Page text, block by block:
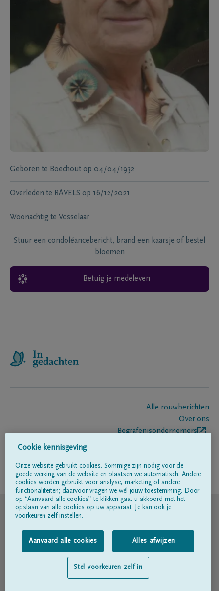
Geboren te Boechout op 04/04/1932
Overleden te RAVELS op 16/12/2021
Woonachtig te Vosselaar
Stuur een condoléancebericht, brand een kaarsje of bestel
bloemen
Betuig je medeleven
Alle rouwberichten
Over ons
Begrafenisondernemers
Volg ons op
© DELA
Gebruiksvoorwaarden
Privacyverklaring
Toegankelijkheidsverklaring
Cookie kennisgeving
Onze website gebruikt cookies. Sommige zijn nodig voor de
goede werking van de website en plaatsen we automatisch. Andere
cookies worden gebruikt voor analyse, marketing of andere
functionaliteiten; daarvoor vragen we wél jouw toestemming. Door
op “Aanvaard alle cookies” te klikken gaat u akkoord met het
opslaan van alle cookies op uw apparaat. Je kan ook je
voorkeuren zelf instellen.
Aanvaard alle cookies Alles afwijzen
Stel voorkeuren zelf in